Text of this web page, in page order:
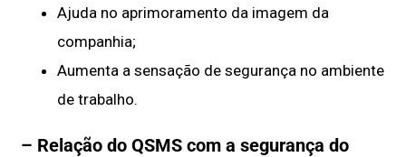
Ajuda no aprimoramento da imagem da
companhia;
Aumenta a sensação de segurança no ambiente
de trabalho.
– Relação do QSMS com a segurança do